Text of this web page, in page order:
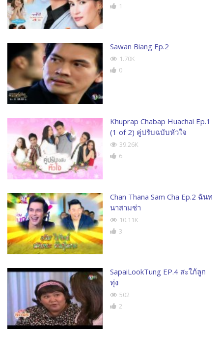
1
Sawan Biang Ep.2
1.70K
0
Khuprap Chabap Huachai Ep.1
(1 of 2) คู่ปรับฉบับหัวใจ
39.26K
6
Chan Thana Sam Cha Ep.2 ฉันท
นาสามช่า
10.11K
3
SapaiLookTung EP.4 สะใภ้ลูก
ทุ่ง
502
2